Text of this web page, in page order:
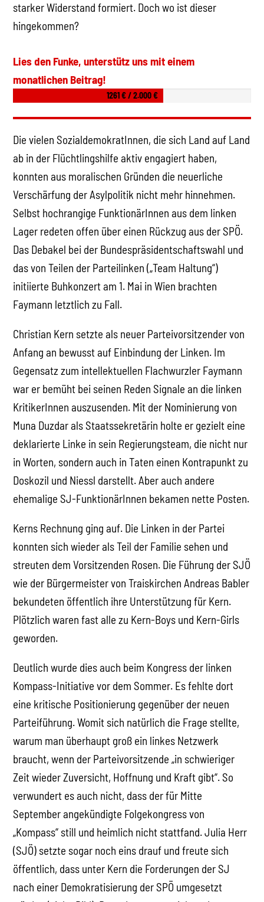
starker Widerstand formiert. Doch wo ist dieser
hingekommen?
Lies den Funke, unterstütz uns mit einem
monatlichen Beitrag!
1261 € / 2.000 €
Die vielen SozialdemokratInnen, die sich Land auf Land
ab in der Flüchtlingshilfe aktiv engagiert haben,
konnten aus moralischen Gründen die neuerliche
Verschärfung der Asylpolitik nicht mehr hinnehmen.
Selbst hochrangige FunktionärInnen aus dem linken
Lager redeten offen über einen Rückzug aus der SPÖ.
Das Debakel bei der Bundespräsidentschaftswahl und
das von Teilen der Parteilinken („Team Haltung“)
initiierte Buhkonzert am 1. Mai in Wien brachten
Faymann letztlich zu Fall.
Christian Kern setzte als neuer Parteivorsitzender von
Anfang an bewusst auf Einbindung der Linken. Im
Gegensatz zum intellektuellen Flachwurzler Faymann
war er bemüht bei seinen Reden Signale an die linken
KritikerInnen auszusenden. Mit der Nominierung von
Muna Duzdar als Staatssekretärin holte er gezielt eine
deklarierte Linke in sein Regierungsteam, die nicht nur
in Worten, sondern auch in Taten einen Kontrapunkt zu
Doskozil und Niessl darstellt. Aber auch andere
ehemalige SJ-FunktionärInnen bekamen nette Posten.
Kerns Rechnung ging auf. Die Linken in der Partei
konnten sich wieder als Teil der Familie sehen und
streuten dem Vorsitzenden Rosen. Die Führung der SJÖ
wie der Bürgermeister von Traiskirchen Andreas Babler
bekundeten öffentlich ihre Unterstützung für Kern.
Plötzlich waren fast alle zu Kern-Boys und Kern-Girls
geworden.
Deutlich wurde dies auch beim Kongress der linken
Kompass-Initiative vor dem Sommer. Es fehlte dort
eine kritische Positionierung gegenüber der neuen
Parteiführung. Womit sich natürlich die Frage stellte,
warum man überhaupt groß ein linkes Netzwerk
braucht, wenn der Parteivorsitzende „in schwieriger
Zeit wieder Zuversicht, Hoffnung und Kraft gibt“. So
verwundert es auch nicht, dass der für Mitte
September angekündigte Folgekongress von
„Kompass“ still und heimlich nicht stattfand. Julia Herr
(SJÖ) setzte sogar noch eins drauf und freute sich
öffentlich, dass unter Kern die Forderungen der SJ
nach einer Demokratisierung der SPÖ umgesetzt